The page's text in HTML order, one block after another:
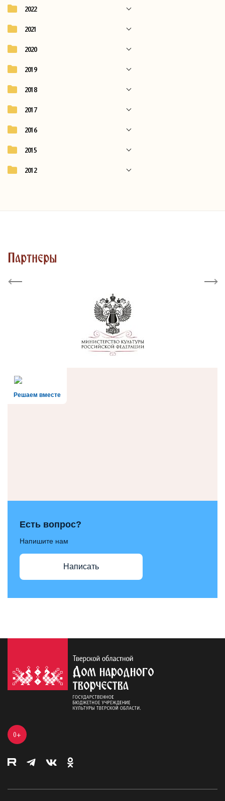
2022
2021
2020
2019
2018
2017
2016
2015
2012
Партнеры
Previous Next
Решаем вместе
Есть вопрос?
Напишите нам
Написать
0+